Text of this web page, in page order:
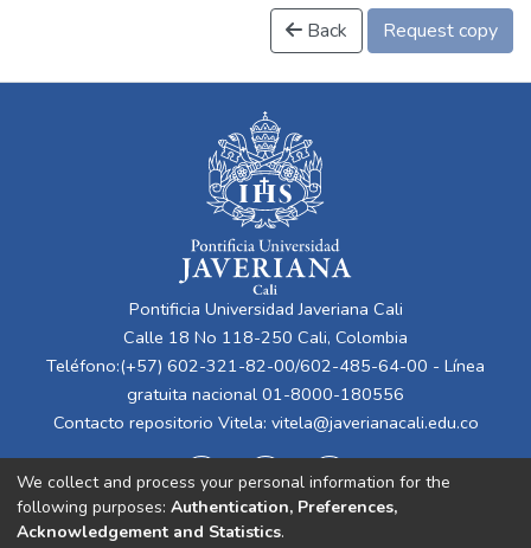
Back Request copy
Pontificia Universidad Javeriana Cali
Calle 18 No 118-250 Cali, Colombia
Teléfono:(+57) 602-321-82-00/602-485-64-00 - Línea
gratuita nacional 01-8000-180556
Contacto repositorio Vitela: vitela@javerianacali.edu.co
We collect and process your personal information for the
following purposes: Authentication, Preferences,
Acknowledgement and Statistics.